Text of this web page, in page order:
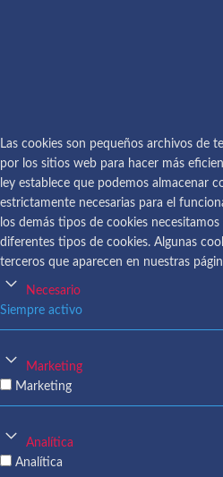
Las cookies son pequeños archivos de
por los sitios web para hacer más
ley establece que podemos almacenar
estrictamente necesarias para el
los demás tipos de cookies
diferentes tipos de cookies. Algunas
terceros que aparecen en nuestras
Necesario
Siempre activo
Marketing
Marketing
Analítica
Analítica